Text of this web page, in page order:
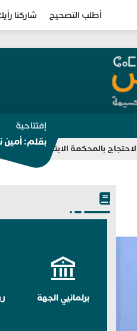
أطلب التصحيح شاركنا
الابتدائية في طنجة
إفتتاحية
بقلم: أمين
برلمانيي الجهة